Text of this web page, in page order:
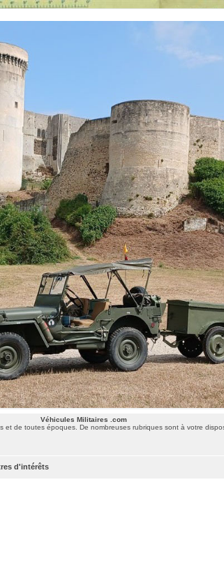
époques. De nombreuses rubriques sont à votre disposition
Véhicules Militaires .com
de toutes époques. De nombreuses rubriques sont à votre
d'intérêts